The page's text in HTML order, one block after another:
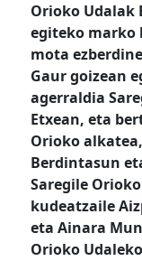
Orioko Udalak
egiteko marko
mota
Gaur goizean
agerraldia
Etxean, eta
Orioko
Berdintasun
Saregile
kudeatzaile
eta Ainara
Orioko